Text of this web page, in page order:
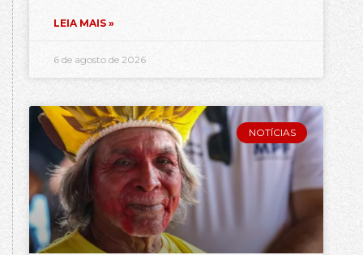
LEIA MAIS »
6 de agosto de 2026
NOTÍCIAS